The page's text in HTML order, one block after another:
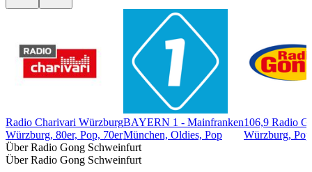
Radio Charivari Würzburg
Würzburg, 80er, Pop, 70er
BAYERN 1 - Mainfranken
München, Oldies, Pop
106,9 Radio
Würzburg, Pop
Über Radio Gong Schweinfurt
Über Radio Gong Schweinfurt